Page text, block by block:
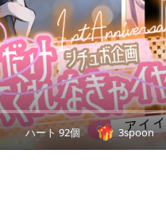
ハート 92個 3spoon